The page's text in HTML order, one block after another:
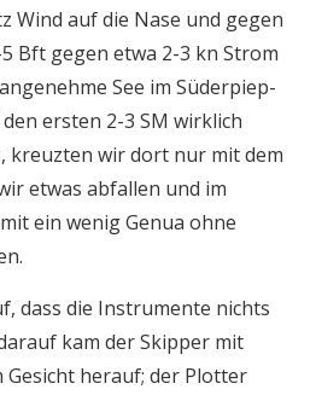
Wind auf die Nase und gegen
Bft gegen etwa 2-3 kn Strom
See im Süderpiep-
ersten 2-3 SM wirklich
kreuzten wir dort nur mit dem
etwas abfallen und im
ein wenig Genua ohne
dass die Instrumente nichts
kam der Skipper mit
Gesicht herauf; der Plotter